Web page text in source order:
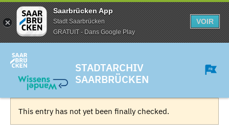
Saarbrücken App
Stadt Saarbrücken
GRATUIT - Dans Google Play
VOIR
STADTARCHIV
SAARBRÜCKEN
This entry has not yet been finally checked.